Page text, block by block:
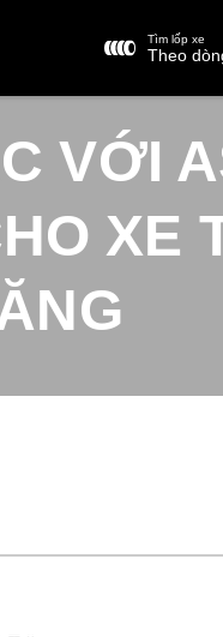
Tìm lốp xe
Theo
VỚI
XE